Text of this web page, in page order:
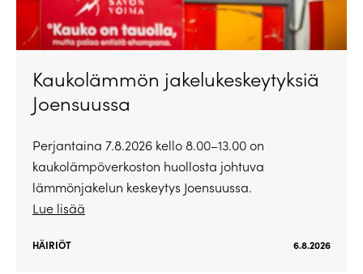
Kaukolämmön jakelukeskeytyksiä
Joensuussa
Perjantaina 7.8.2026 kello 8.00–13.00 on
kaukolämpöverkoston huollosta johtuva
lämmönjakelun keskeytys Joensuussa.
Lue lisää
HÄIRIÖT 6.8.2026